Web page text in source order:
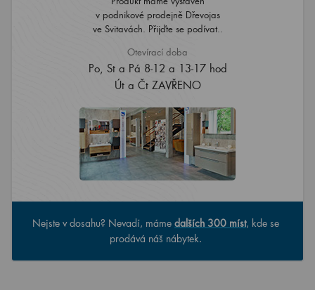
v podnikové prodejně Dřevojas
ve Svitavách. Přijďte se podívat..
Otevírací doba
Po, St a Pá 8-12 a 13-17 hod
Út a Čt ZAVŘENO
Nejste v dosahu? Nevadí, máme dalších 300 míst, kde se
prodává náš nábytek.